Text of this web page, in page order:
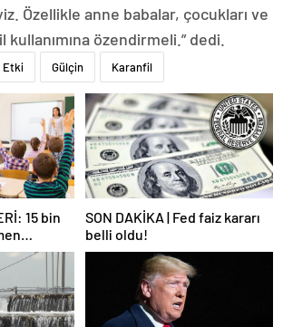
Özellikle anne babalar, çocukları ve
özendirmeli.” dedi.
Etki Gülçin Karanfil
15 bin
hak
SON DAKİKA | Fed faiz kararı
belli oldu!